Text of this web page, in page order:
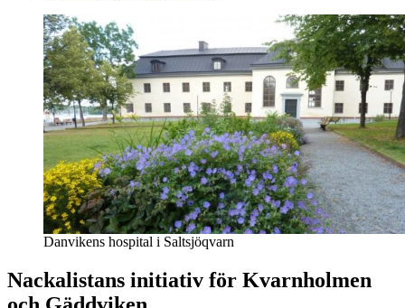
Danvikens hospital i Saltsjöqvarn
Nackalistans initiativ för Kvarnholmen